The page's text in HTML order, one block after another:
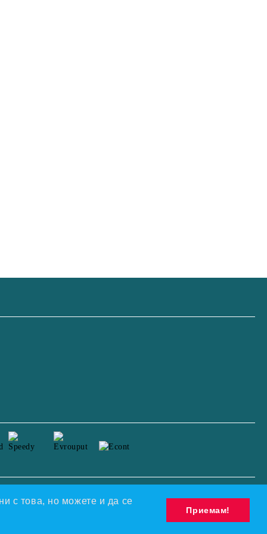
с това, но можете и да се
Приемам!